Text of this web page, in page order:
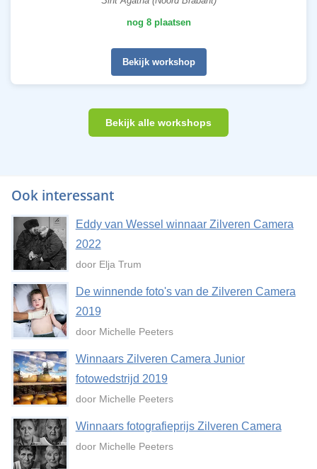
nog 8 plaatsen
Bekijk workshop
Bekijk alle workshops
Ook interessant
Eddy van Wessel winnaar Zilveren Camera
2022
door Elja Trum
De winnende foto's van de Zilveren Camera
2019
door Michelle Peeters
Winnaars Zilveren Camera Junior
fotowedstrijd 2019
door Michelle Peeters
Winnaars fotografieprijs Zilveren Camera
door Michelle Peeters